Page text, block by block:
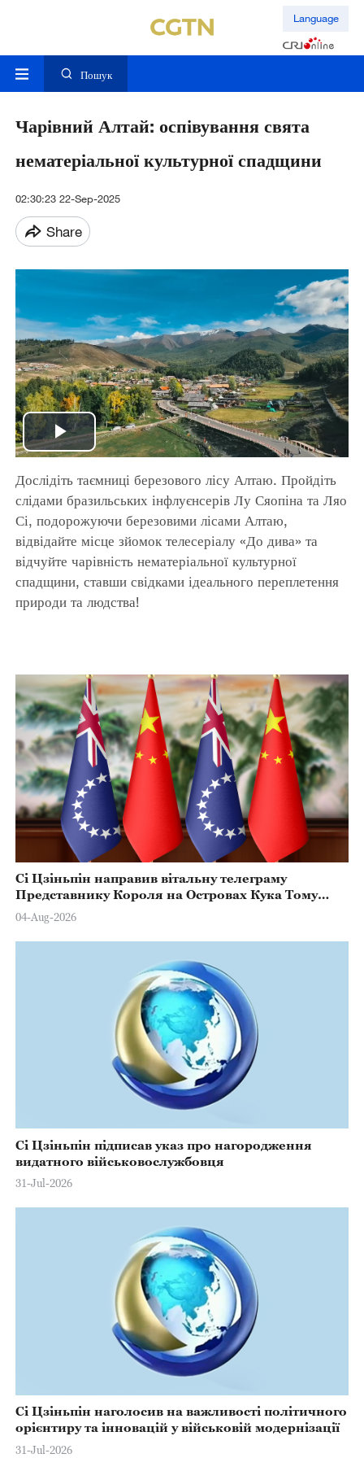
Language
Пошук
Чарівний Алтай: оспівування свята
нематеріальної культурної спадщини
02:30:23 22-Sep-2025
Share
Play
Video
Дослідіть таємниці березового лісу Алтаю. Пройдіть
слідами бразильських інфлуєнсерів Лу Сяопіна та Ляо
Сі, подорожуючи березовими лісами Алтаю,
відвідайте місце зйомок телесеріалу «До дива» та
відчуйте чарівність нематеріальної культурної
спадщини, ставши свідками ідеального переплетення
природи та людства!
Сі Цзіньпін направив вітальну телеграму
Представнику Короля на Островах Кука Тому
Марстерсу з нагоди Дня Конституції
04-Aug-2026
Сі Цзіньпін підписав указ про нагородження
видатного військовослужбовця
31-Jul-2026
Сі Цзіньпін наголосив на важливості політичного
орієнтиру та інновацій у військовій модернізації
31-Jul-2026